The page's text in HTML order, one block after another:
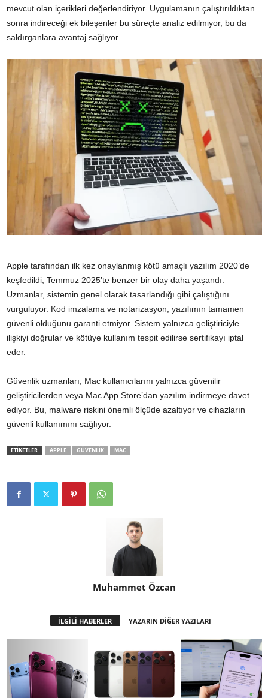
mevcut olan içerikleri değerlendiriyor. Uygulamanın çalıştırıldıktan
sonra indireceği ek bileşenler bu süreçte analiz edilmiyor, bu da
saldırganlara avantaj sağlıyor.
Apple tarafından ilk kez onaylanmış kötü amaçlı yazılım 2020’de
keşfedildi, Temmuz 2025’te benzer bir olay daha yaşandı.
Uzmanlar, sistemin genel olarak tasarlandığı gibi çalıştığını
vurguluyor. Kod imzalama ve notarizasyon, yazılımın tamamen
güvenli olduğunu garanti etmiyor. Sistem yalnızca geliştiriciyle
ilişkiyi doğrular ve kötüye kullanım tespit edilirse sertifikayı iptal
eder.
Güvenlik uzmanları, Mac kullanıcılarını yalnızca güvenilir
geliştiricilerden veya Mac App Store’dan yazılım indirmeye davet
ediyor. Bu, malware riskini önemli ölçüde azaltıyor ve cihazların
güvenli kullanımını sağlıyor.
ETİKETLER APPLE GÜVENLIK MAC
Muhammet Özcan
İLGİLİ HABERLER YAZARIN DİĞER YAZILARI